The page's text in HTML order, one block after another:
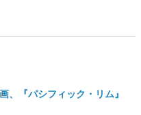
、『パシフィック・リム』